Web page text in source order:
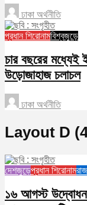
ঢাকা অর্থনীতি
প্রধান শিরোনামবিশ্বজুড়ে
চার বছরের মধ্যেই
উড়োজাহাজ চলাচল
ঢাকা অর্থনীতি
Layout D
দেশজুড়েপ্রধান শিরোনাম
১৬ আগস্ট উদ্বোধন